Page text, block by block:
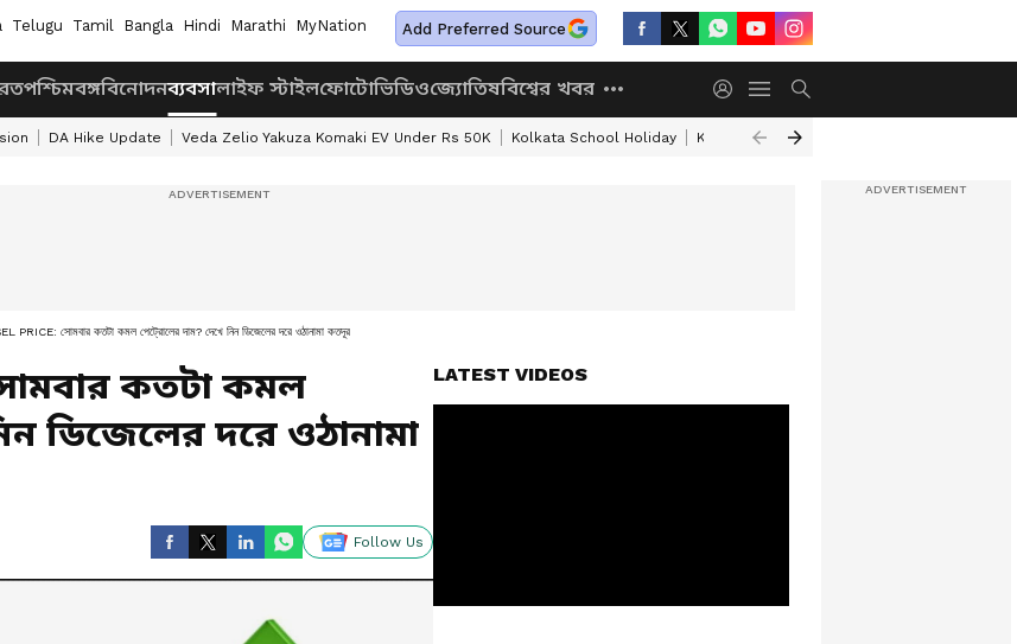
Telugu Tamil Bangla Hindi Marathi MyNation Add Preferred Source
পশ্চিমবঙ্গবিনোদনব্যবসালাইফ স্টাইলফোটোভিডিওজ্যোতিষবিশ্বের খবর
DA Hike Update Veda Zelio Yakuza Komaki EV Under Rs 50K Kolkata School Holiday Kolkata Weather Update
সোমবার কতটা কমল পেট্রোলের দাম? দেখে নিন ডিজেলের দরে ওঠানামা কতদূর
কতটা কমল
ডিজেলের দরে ওঠানামা
Follow Us
LATEST VIDEOS